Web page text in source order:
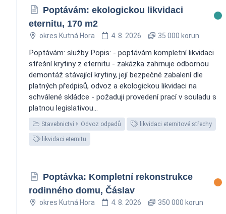
Poptávám: ekologickou likvidaci
eternitu, 170 m2
okres Kutná Hora 4. 8. 2026 35 000 korun
Poptávám: služby Popis: - poptávám kompletní likvidaci
střešní krytiny z eternitu - zakázka zahrnuje odbornou
demontáž stávající krytiny, její bezpečné zabalení dle
platných předpisů, odvoz a ekologickou likvidaci na
schválené skládce - požaduji provedení prací v souladu s
platnou legislativou...
Stavebnictví Odvoz odpadů likvidaci eternitové střechy
likvidaci eternitu
Poptávka: Kompletní rekonstrukce
rodinného domu, Čáslav
okres Kutná Hora 4. 8. 2026 350 000 korun